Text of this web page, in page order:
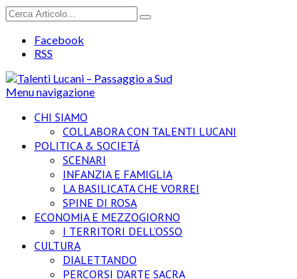
Facebook
RSS
Menu navigazione
CHI SIAMO
COLLABORA CON TALENTI LUCANI
POLITICA & SOCIETÁ
SCENARI
INFANZIA E FAMIGLIA
LA BASILICATA CHE VORREI
SPINE DI ROSA
ECONOMIA E MEZZOGIORNO
I TERRITORI DELL’OSSO
CULTURA
DIALETTANDO
PERCORSI D’ARTE SACRA